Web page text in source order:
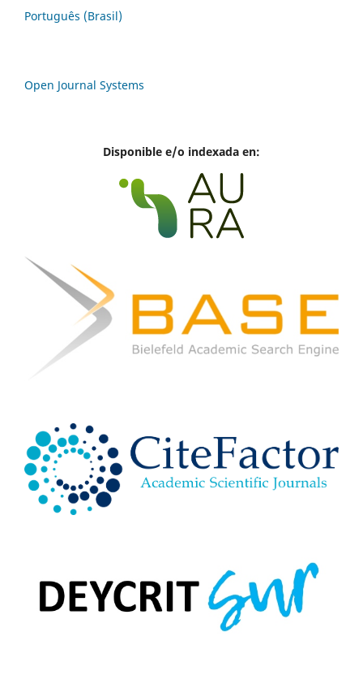
Português (Brasil)
Open Journal Systems
Disponible e/o indexada en: